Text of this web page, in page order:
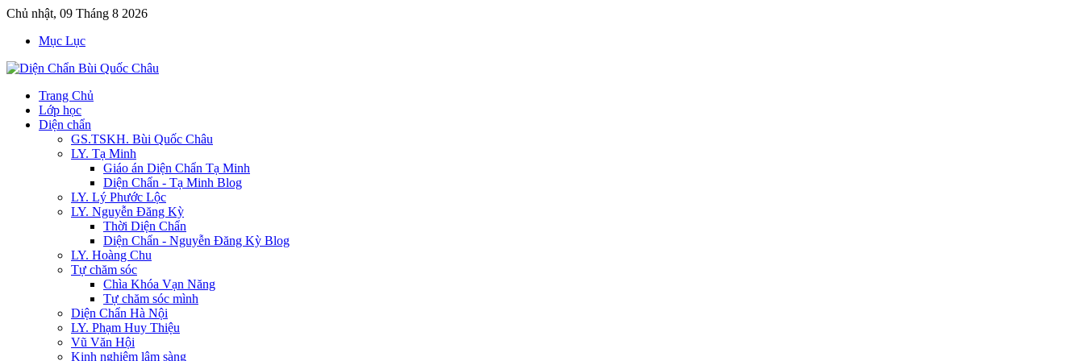
Chủ nhật, 09 Tháng 8 2026
Mục Lục
Trang Chủ
Lớp học
Diện chẩn
GS.TSKH. Bùi Quốc Châu
LY. Tạ Minh
Giáo án Diện Chẩn Tạ Minh
Diện Chẩn - Tạ Minh Blog
LY. Lý Phước Lộc
LY. Nguyễn Đăng Kỳ
Thời Diện Chẩn
Diện Chẩn - Nguyễn Đăng Kỳ Blog
LY. Hoàng Chu
Tự chăm sóc
Chìa Khóa Vạn Năng
Tự chăm sóc mình
Diện Chẩn Hà Nội
LY. Phạm Huy Thiệu
Vũ Văn Hội
Kinh nghiệm lâm sàng